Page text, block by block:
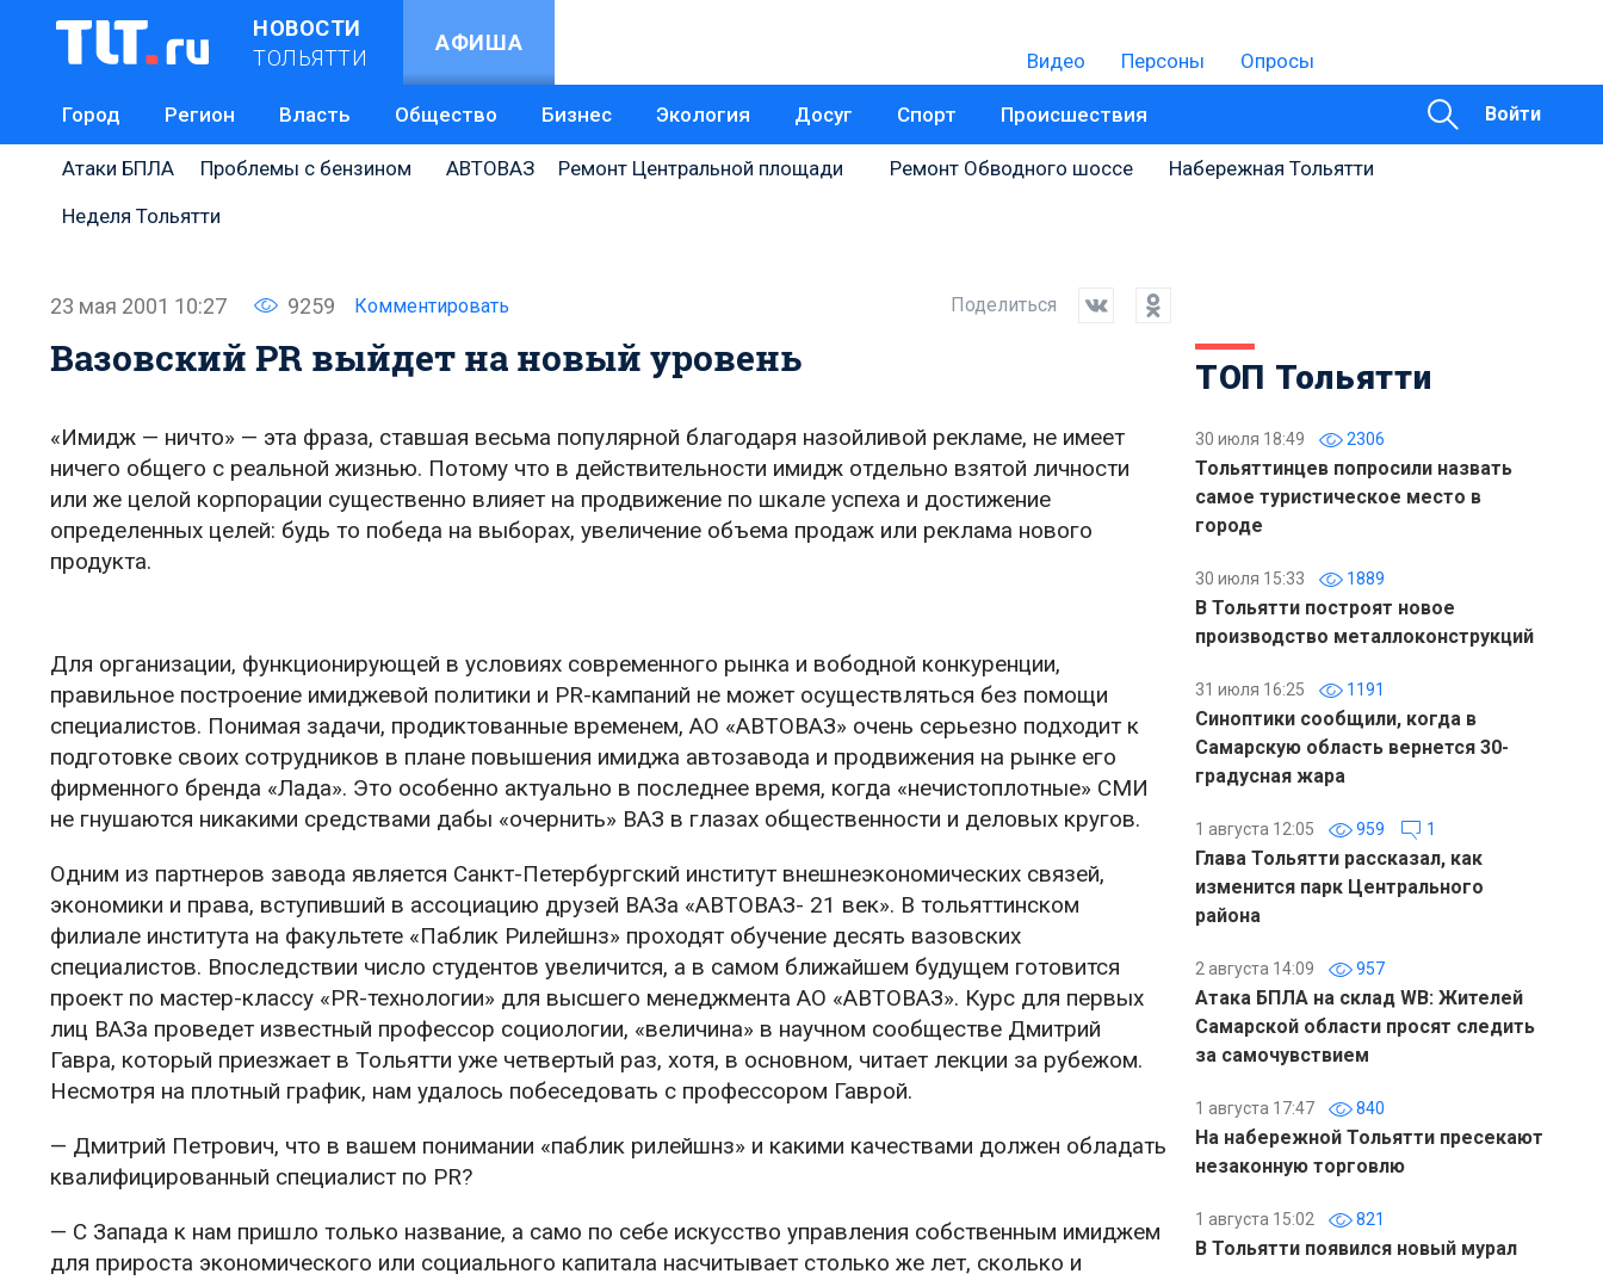
НОВОСТИ
ТОЛЬЯТТИ
АФИША
Видео Персоны Опросы
Город Регион Власть Общество Бизнес Экология Досуг Спорт Происшествия Войти
Атаки БПЛА Проблемы с бензином АВТОВАЗ Ремонт Центральной площади Ремонт Обводного шоссе
Набережная Тольятти
Неделя Тольятти
23 мая 2001 10:27 9259 Комментировать Поделиться
Вазовский PR выйдет на новый уровень
«Имидж — ничто» — эта фраза, ставшая весьма популярной благодаря назойливой рекламе, не имеет
ничего общего с реальной жизнью. Потому что в действительности имидж отдельно взятой личности
или же целой корпорации существенно влияет на продвижение по шкале успеха и достижение
определенных целей: будь то победа на выборах, увеличение объема продаж или реклама нового
продукта.
Для организации, функционирующей в условиях современного рынка и вободной конкуренции,
правильное построение имиджевой политики и PR-кампаний не может осуществляться без помощи
специалистов. Понимая задачи, продиктованные временем, АО «АВТОВАЗ» очень серьезно подходит к
подготовке своих сотрудников в плане повышения имиджа автозавода и продвижения на рынке его
фирменного бренда «Лада». Это особенно актуально в последнее время, когда «нечистоплотные» СМИ
не гнушаются никакими средствами дабы «очернить» ВАЗ в глазах общественности и деловых кругов.
Одним из партнеров завода является Санкт-Петербургский институт внешнеэкономических связей,
экономики и права, вступивший в ассоциацию друзей ВАЗа «АВТОВАЗ- 21 век». В тольяттинском
филиале института на факультете «Паблик Рилейшнз» проходят обучение десять вазовских
специалистов. Впоследствии число студентов увеличится, а в самом ближайшем будущем готовится
проект по мастер-классу «PR-технологии» для высшего менеджмента АО «АВТОВАЗ». Курс для первых
лиц ВАЗа проведет известный профессор социологии, «величина» в научном сообществе Дмитрий
Гавра, который приезжает в Тольятти уже четвертый раз, хотя, в основном, читает лекции за рубежом.
Несмотря на плотный график, нам удалось побеседовать с профессором Гаврой.
— Дмитрий Петрович, что в вашем понимании «паблик рилейшнз» и какими качествами должен обладать
квалифицированный специалист по PR?
— С Запада к нам пришло только название, а само по себе искусство управления собственным имиджем
для прироста экономического или социального капитала насчитывает столько же лет, сколько и
ТОП Тольятти
30 июля 18:49 2306
Тольяттинцев попросили назвать
самое туристическое место в
городе
30 июля 15:33 1889
В Тольятти построят новое
производство металлоконструкций
31 июля 16:25 1191
Синоптики сообщили, когда в
Самарскую область вернется 30-
градусная жара
1 августа 12:05 959 1
Глава Тольятти рассказал, как
изменится парк Центрального
района
2 августа 14:09 957
Атака БПЛА на склад WB: Жителей
Самарской области просят следить
за самочувствием
1 августа 17:47 840
На набережной Тольятти пресекают
незаконную торговлю
1 августа 15:02 821
В Тольятти появился новый мурал